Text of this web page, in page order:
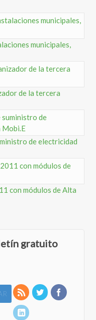
municipales,
de la tercera
de electricidad
con módulos de Alta
gratuito